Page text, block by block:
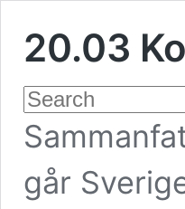
20.03
går